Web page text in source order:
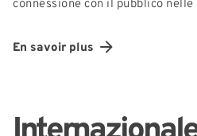
connessione con il pubblico
En savoir plus